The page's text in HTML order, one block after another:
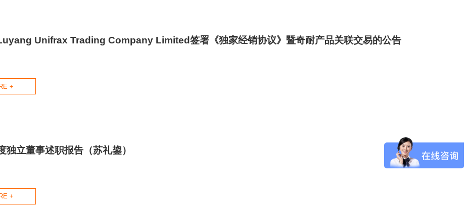
Unifrax Trading Company Limited签署《独家经销协议》暨奇耐产品关联交易的公告
+
独立董事述职报告（苏礼鋆）
+